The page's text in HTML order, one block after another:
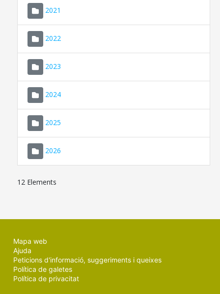
2021
2022
2023
2024
2025
2026
12 Elements
Mapa web
Ajuda
Peticions d'informació, suggeriments i queixes
Política de galetes
Política de privacitat